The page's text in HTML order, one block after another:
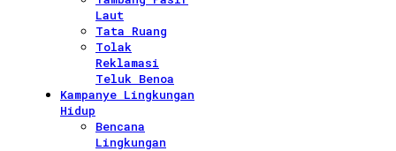
Laut
Tata Ruang
Tolak
Reklamasi
Teluk Benoa
Kampanye Lingkungan
Hidup
Bencana
Lingkungan